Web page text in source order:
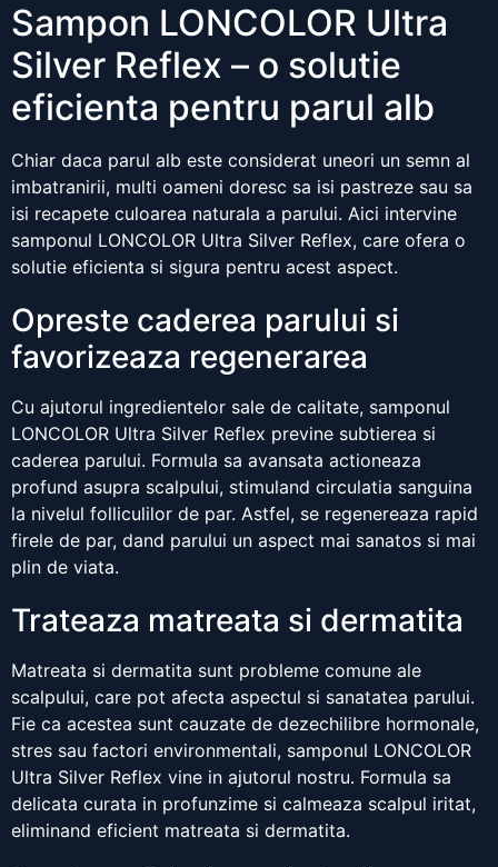
Sampon LONCOLOR Ultra
Silver Reflex – o solutie
eficienta pentru parul alb
Chiar daca parul alb este considerat uneori un semn al
imbatranirii, multi oameni doresc sa isi pastreze sau sa
isi recapete culoarea naturala a parului. Aici intervine
samponul LONCOLOR Ultra Silver Reflex, care ofera o
solutie eficienta si sigura pentru acest aspect.
Opreste caderea parului si
favorizeaza regenerarea
Cu ajutorul ingredientelor sale de calitate, samponul
LONCOLOR Ultra Silver Reflex previne subtierea si
caderea parului. Formula sa avansata actioneaza
profund asupra scalpului, stimuland circulatia sanguina
la nivelul folliculilor de par. Astfel, se regenereaza rapid
firele de par, dand parului un aspect mai sanatos si mai
plin de viata.
Trateaza matreata si dermatita
Matreata si dermatita sunt probleme comune ale
scalpului, care pot afecta aspectul si sanatatea parului.
Fie ca acestea sunt cauzate de dezechilibre hormonale,
stres sau factori environmentali, samponul LONCOLOR
Ultra Silver Reflex vine in ajutorul nostru. Formula sa
delicata curata in profunzime si calmeaza scalpul iritat,
eliminand eficient matreata si dermatita.